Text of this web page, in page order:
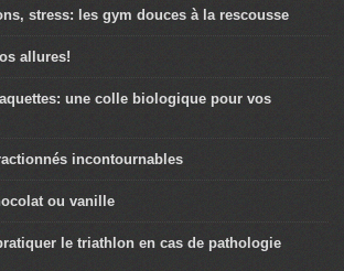
stress: les gym douces à la rescousse
allures!
une colle biologique pour vos
incontournables
ou vanille
le triathlon en cas de pathologie